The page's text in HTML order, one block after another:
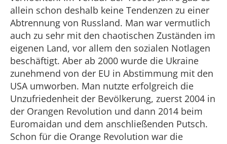
allein schon deshalb keine Tendenzen zu einer
Abtrennung von Russland. Man war vermutlich
auch zu sehr mit den chaotischen Zuständen im
eigenen Land, vor allem den sozialen Notlagen
beschäftigt. Aber ab 2000 wurde die Ukraine
zunehmend von der EU in Abstimmung mit den
USA umworben. Man nutzte erfolgreich die
Unzufriedenheit der Bevölkerung, zuerst 2004 in
der Orangen Revolution und dann 2014 beim
Euromaidan und dem anschließenden Putsch.
Schon für die Orange Revolution war die